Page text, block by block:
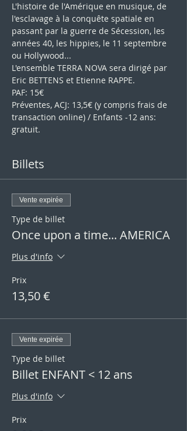
L'histoire de l'Amérique en musique, de
l'esclavage à la conquête spatiale en
passant par la guerre de Sécession, les
années 40, les hippies, le 11 septembre
ou Hollywood...
L'ensemble TERRA NOVA sera dirigé par
Eric BETTENS et Etienne RAPPE.
PAF: 15€
Préventes, ACJ: 13,5€ (y compris frais de
transaction online) / Enfants -12 ans:
gratuit.
Billets
Vente expirée
Type de billet
Once upon a time... AMERICA
Plus d'info
Prix
13,50 €
Vente expirée
Type de billet
Billet ENFANT < 12 ans
Plus d'info
Prix